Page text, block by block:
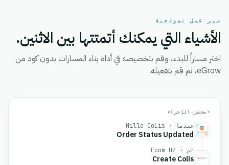
سير عمل نموذجية
الأشياء التي يمكنك أتمتتها بين الاثنين.
اختر مساراً للبدء، وقم بتخصيصه في أداة بناء المسارات بدون كود من
eGrow، ثم قم بتفعيله.
⚡ محفز →الإجراء
عندما · Mille CoLis
Order Status Updated
ثم · Ecom DZ
Create Colis